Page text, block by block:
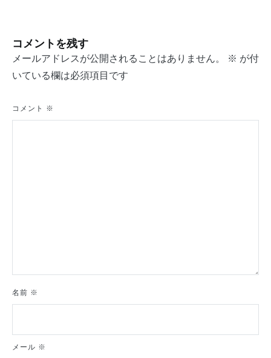
ゲ
ー
ョ
コメントを残す
メールアドレスが公開されることはありません。 ※ が付
いている欄は必須項目です
コメント ※
名前 ※
メール ※